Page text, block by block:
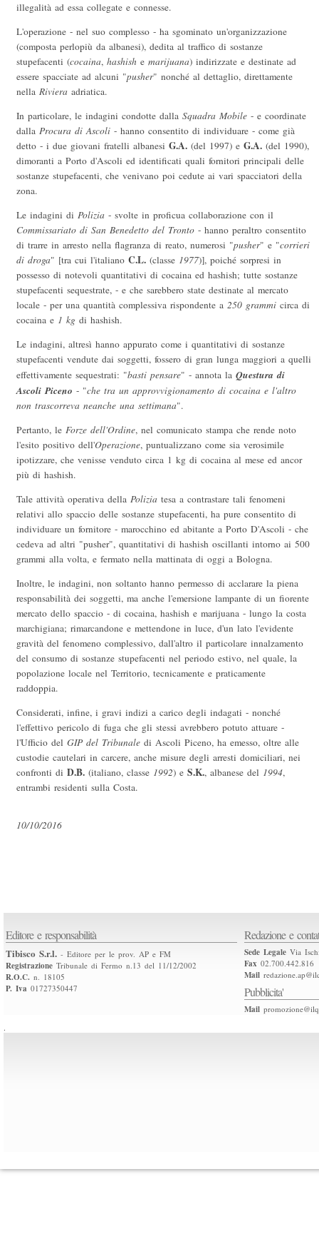
illegalità ad essa collegate e connesse.
L'operazione - nel suo complesso - ha sgominato un'organizzazione
(composta perlopiù da albanesi), dedita al traffico di sostanze
stupefacenti (cocaina, hashish e marijuana) indirizzate e destinate ad
essere spacciate ad alcuni "pusher" nonché al dettaglio, direttamente
nella Riviera adriatica.
In particolare, le indagini condotte dalla Squadra Mobile - e coordinate
dalla Procura di Ascoli - hanno consentito di individuare - come già
detto - i due giovani fratelli albanesi G.A. (del 1997) e G.A. (del 1990),
dimoranti a Porto d'Ascoli ed identificati quali fornitori principali delle
sostanze stupefacenti, che venivano poi cedute ai vari spacciatori della
zona.
Le indagini di Polizia - svolte in proficua collaborazione con il
Commissariato di San Benedetto del Tronto - hanno peraltro consentito
di trarre in arresto nella flagranza di reato, numerosi "pusher" e "corrieri
di droga" [tra cui l'italiano C.L. (classe 1977)], poiché sorpresi in
possesso di notevoli quantitativi di cocaina ed hashish; tutte sostanze
stupefacenti sequestrate, - e che sarebbero state destinate al mercato
locale - per una quantità complessiva rispondente a 250 grammi circa di
cocaina e 1 kg di hashish.
Le indagini, altresì hanno appurato come i quantitativi di sostanze
stupefacenti vendute dai soggetti, fossero di gran lunga maggiori a quelli
effettivamente sequestrati: "basti pensare" - annota la Questura di
Ascoli Piceno - "che tra un approvvigionamento di cocaina e l'altro
non trascorreva neanche una settimana".
Pertanto, le Forze dell'Ordine, nel comunicato stampa che rende noto
l'esito positivo dell'Operazione, puntualizzano come sia verosimile
ipotizzare, che venisse venduto circa 1 kg di cocaina al mese ed ancor
più di hashish.
Tale attività operativa della Polizia tesa a contrastare tali fenomeni
relativi allo spaccio delle sostanze stupefacenti, ha pure consentito di
individuare un fornitore - marocchino ed abitante a Porto D'Ascoli - che
cedeva ad altri "pusher", quantitativi di hashish oscillanti intorno ai 500
grammi alla volta, e fermato nella mattinata di oggi a Bologna.
Inoltre, le indagini, non soltanto hanno permesso di acclarare la piena
responsabilità dei soggetti, ma anche l'emersione lampante di un fiorente
mercato dello spaccio - di cocaina, hashish e marijuana - lungo la costa
marchigiana; rimarcandone e mettendone in luce, d'un lato l'evidente
gravità del fenomeno complessivo, dall'altro il particolare innalzamento
del consumo di sostanze stupefacenti nel periodo estivo, nel quale, la
popolazione locale nel Territorio, tecnicamente e praticamente
raddoppia.
Considerati, infine, i gravi indizi a carico degli indagati - nonché
l'effettivo pericolo di fuga che gli stessi avrebbero potuto attuare -
l'Ufficio del GIP del Tribunale di Ascoli Piceno, ha emesso, oltre alle
custodie cautelari in carcere, anche misure degli arresti domiciliari, nei
confronti di D.B. (italiano, classe 1992) e S.K., albanese del 1994,
entrambi residenti sulla Costa.
10/10/2016
Editore e responsabilità
Tibisco S.r.l. - Editore per le prov. AP e FM
Registrazione Tribunale di Fermo n.13 del 11/12/2002
R.O.C. n. 18105
P. Iva 01727350447
Redazione e
Sede Legale Via
Fax 02.700.442.816
Mail
Pubblicita'
Mail
.